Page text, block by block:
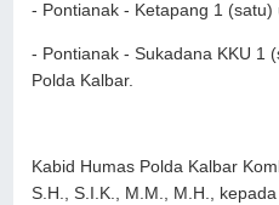
- Pontianak - Ketapang 1 (satu)
- Pontianak - Sukadana KKU 1
Polda Kalbar.
Kabid Humas Polda Kalbar
S.H., S.I.K., M.M., M.H.,